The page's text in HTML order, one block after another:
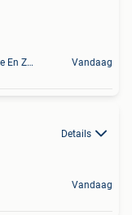
Lokeren+Deel Overmere En Zele Vandaag
Details
Vandaag